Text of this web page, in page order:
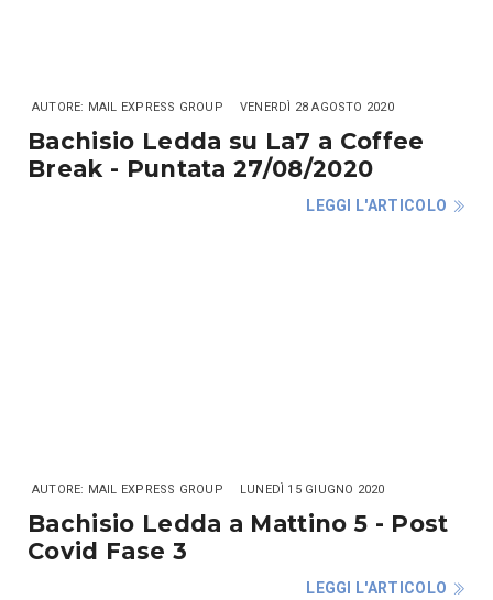
AUTORE: MAIL EXPRESS GROUP VENERDÌ 28 AGOSTO 2020
Bachisio Ledda su La7 a Coffee
Break - Puntata 27/08/2020
LEGGI L'ARTICOLO
AUTORE: MAIL EXPRESS GROUP LUNEDÌ 15 GIUGNO 2020
Bachisio Ledda a Mattino 5 - Post
Covid Fase 3
LEGGI L'ARTICOLO